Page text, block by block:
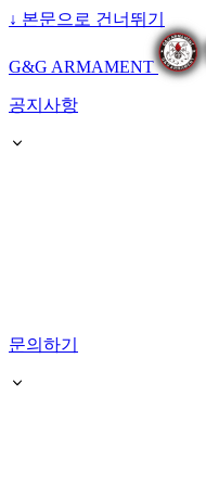
↓ 본문으로 건너뛰기
G&G ARMAMENT
공지사항
문의하기